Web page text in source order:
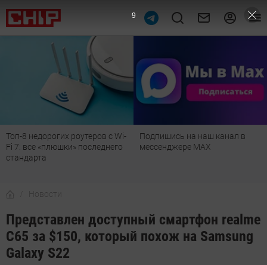
Топ-8 недорогих роутеров с Wi-
Fi 7: все «плюшки» последнего
стандарта
Подпишись на наш канал в
мессенджере МАХ
Новости
Представлен доступный смартфон realme
C65 за $150, который похож на Samsung
Galaxy S22
8